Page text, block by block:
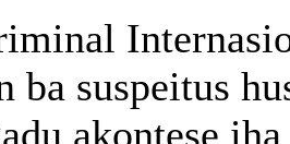
ba suspeitus
akontese